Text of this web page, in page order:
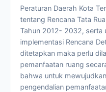
Peraturan Daerah Kota
tentang Rencana Tata
Tahun 2012- 2032, serta
implementasi Rencana
ditetapkan maka perlu
pemanfaatan ruang
bahwa untuk
pengendalian